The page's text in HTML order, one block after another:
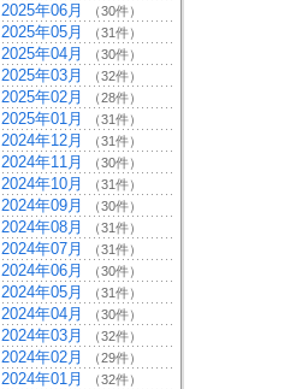
2025年06月 （30件）
2025年05月 （31件）
2025年04月 （30件）
2025年03月 （32件）
2025年02月 （28件）
2025年01月 （31件）
2024年12月 （31件）
2024年11月 （30件）
2024年10月 （31件）
2024年09月 （30件）
2024年08月 （31件）
2024年07月 （31件）
2024年06月 （30件）
2024年05月 （31件）
2024年04月 （30件）
2024年03月 （32件）
2024年02月 （29件）
2024年01月 （32件）